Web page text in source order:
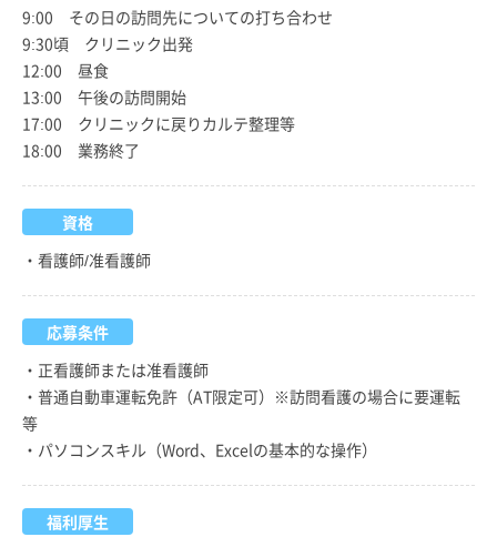
9:00 その日の訪問先についての打ち合わせ
9:30頃 クリニック出発
12:00 昼食
13:00 午後の訪問開始
17:00 クリニックに戻りカルテ整理等
18:00 業務終了
資格
・看護師/准看護師
応募条件
・正看護師または准看護師
・普通自動車運転免許（AT限定可）※訪問看護の場合に要運転
等
・パソコンスキル（Word、Excelの基本的な操作）
福利厚生